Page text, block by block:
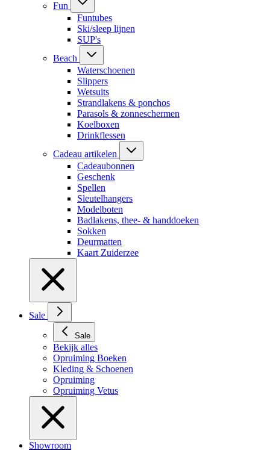
Fun
Funtubes
Ski/sleep lijnen
SUP's
Beach
Waterschoenen
Slippers
Wetsuits
Strandlakens & ponchos
Parasols & zonneschermen
Koelboxen
Drinkflessen
Cadeau artikelen
Cadeaubonnen
Geschenk
Spellen
Sleutelhangers
Modelboten
Badlakens, thee- & handdoeken
Sokken
Deurmatten
Kaart Zuiderzee
Sale
Sale
Bekijk alles
Opruiming Boeken
Kleding & Schoenen
Opruiming
Opruiming Vetus
Showroom